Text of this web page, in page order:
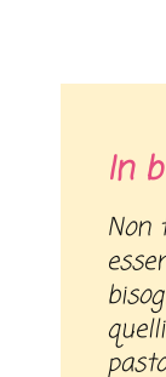
In
Non tutti i formaggi possono